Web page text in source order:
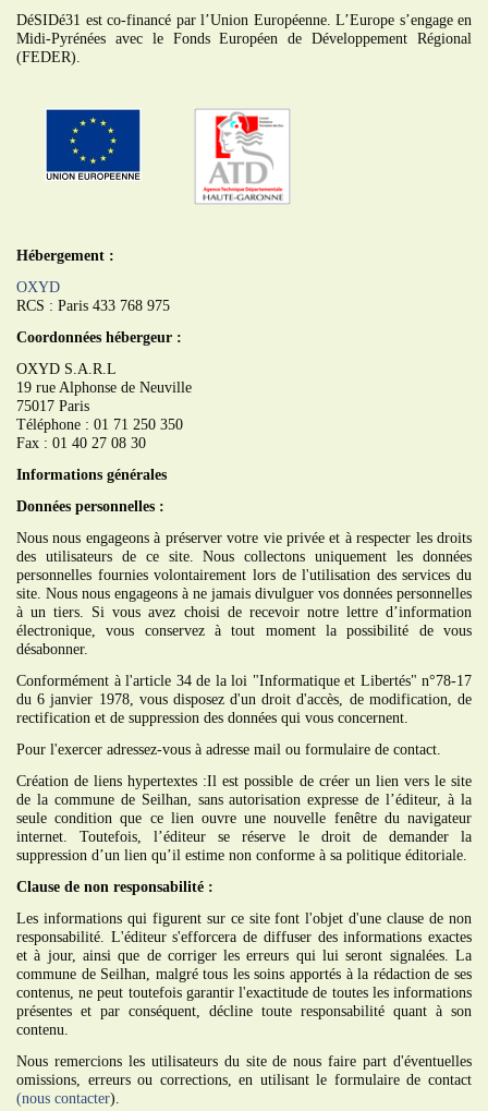
DéSIDé31 est co-financé par l’Union Européenne. L’Europe s’engage en
Midi-Pyrénées avec le Fonds Européen de Développement Régional
(FEDER).
Hébergement :
OXYD
RCS : Paris 433 768 975
Coordonnées hébergeur :
OXYD S.A.R.L
19 rue Alphonse de Neuville
75017 Paris
Téléphone : 01 71 250 350
Fax : 01 40 27 08 30
Informations générales
Données personnelles :
Nous nous engageons à préserver votre vie privée et à respecter les droits
des utilisateurs de ce site. Nous collectons uniquement les données
personnelles fournies volontairement lors de l'utilisation des services du
site. Nous nous engageons à ne jamais divulguer vos données personnelles
à un tiers. Si vous avez choisi de recevoir notre lettre d’information
électronique, vous conservez à tout moment la possibilité de vous
désabonner.
Conformément à l'article 34 de la loi "Informatique et Libertés" n°78-17
du 6 janvier 1978, vous disposez d'un droit d'accès, de modification, de
rectification et de suppression des données qui vous concernent.
Pour l'exercer adressez-vous à adresse mail ou formulaire de contact.
Création de liens hypertextes :Il est possible de créer un lien vers le site
de la commune de Seilhan, sans autorisation expresse de l’éditeur, à la
seule condition que ce lien ouvre une nouvelle fenêtre du navigateur
internet. Toutefois, l’éditeur se réserve le droit de demander la
suppression d’un lien qu’il estime non conforme à sa politique éditoriale.
Clause de non responsabilité :
Les informations qui figurent sur ce site font l'objet d'une clause de non
responsabilité. L'éditeur s'efforcera de diffuser des informations exactes
et à jour, ainsi que de corriger les erreurs qui lui seront signalées. La
commune de Seilhan, malgré tous les soins apportés à la rédaction de ses
contenus, ne peut toutefois garantir l'exactitude de toutes les informations
présentes et par conséquent, décline toute responsabilité quant à son
contenu.
Nous remercions les utilisateurs du site de nous faire part d'éventuelles
omissions, erreurs ou corrections, en utilisant le formulaire de contact
(nous contacter).